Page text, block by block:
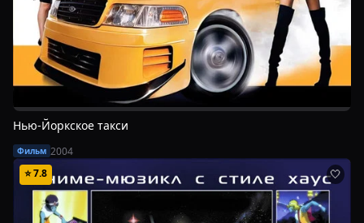
Нью-Йоркское такси
Фильм 2004
⭐7.8 🤍